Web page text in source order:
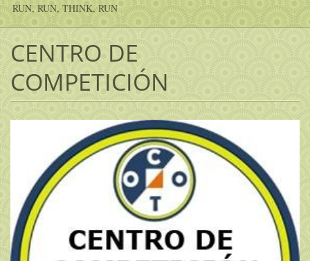
RUN, RUN, THINK, RUN
CENTRO DE
COMPETICIÓN